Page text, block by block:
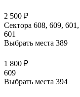
2 500 ₽
Сектора 608, 609,
601
Выбрать места 389
1 800 ₽
609
Выбрать места 394